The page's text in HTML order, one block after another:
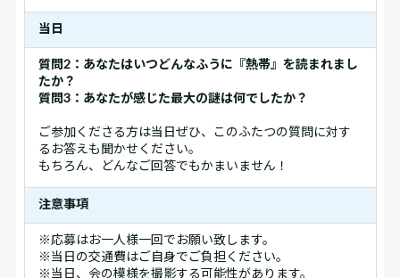
当日
質問2：あなたはいつどんなふうに『熱帯』を読まれまし
たか？
質問3：あなたが感じた最大の謎は何でしたか？
ご参加くださる方は当日ぜひ、このふたつの質問に対す
るお答えも聞かせください。
もちろん、どんなご回答でもかまいません！
注意事項
※応募はお一人様一回でお願い致します。
※当日の交通費はご自身でご負担ください。
※当日、会の模様を撮影する可能性があります。